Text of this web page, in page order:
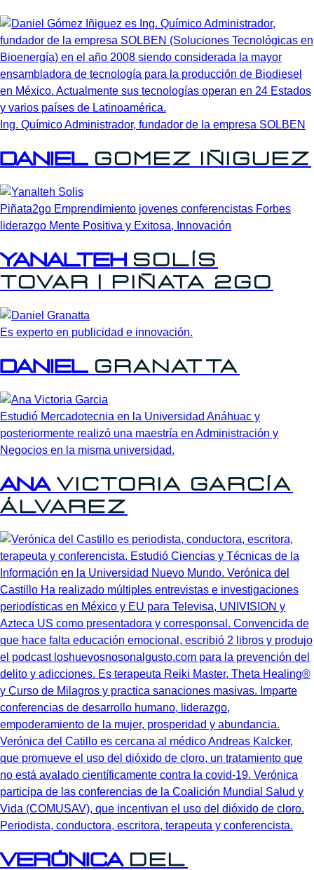
Ing. Químico Administrador, fundador de la empresa SOLBEN
Daniel Gomez Iñiguez
Piñata2go Emprendimiento jovenes conferencistas Forbes
liderazgo Mente Positiva y Exitosa, Innovación
Yanalteh Solís
Tovar
Piñata 2go
Es experto en publicidad e innovación.
Daniel Granatta
Estudió Mercadotecnia en la Universidad Anáhuac y
posteriormente realizó una maestría en Administración y
Negocios en la misma universidad.
Ana Victoria García
Álvarez
Periodista, conductora, escritora, terapeuta y conferencista.
Verónica del